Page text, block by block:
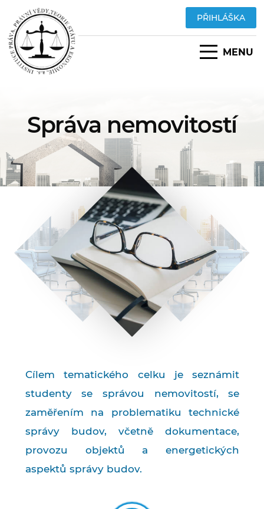
PŘIHLÁŠKA
MENU
Správa nemovitostí
Cílem tematického celku je seznámit
studenty se správou nemovitostí, se
zaměřením na problematiku technické
správy budov, včetně dokumentace,
provozu objektů a energetických
aspektů správy budov.